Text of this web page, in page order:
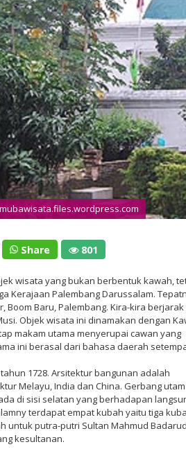
Share 801
wisata yang bukan berbentuk kawah,
Kerajaan Palembang Darussalam.
Boom Baru, Palembang. Kira-kira berjarak
Objek wisata ini dinamakan dengan
makam utama menyerupai cawan yang
ini berasal dari bahasa daerah
1728. Arsitektur bangunan adalah
Melayu, India dan China. Gerbang
di sisi selatan yang berhadapan
terdapat empat kubah yaitu tiga
untuk putra-putri Sultan Mahmud
kesultanan.